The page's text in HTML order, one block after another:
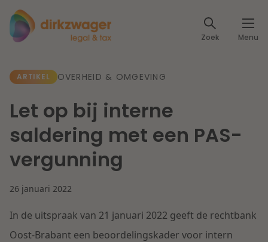
Zoek Menu
Expertises
Fiscaal
Arbeid & Pensioen
Lees meer
Dichtbij een toekomstbestendige zorg
Artikelen
Klantcases
Events
Specialisten
Over ons
Over Dirkzwager
Werken bij
ARTIKEL OVERHEID & OMGEVING
Let op bij interne
saldering met een PAS-
vergunning
26 januari 2022
In de uitspraak van 21 januari 2022 geeft de rechtbank
Oost-Brabant een beoordelingskader voor intern